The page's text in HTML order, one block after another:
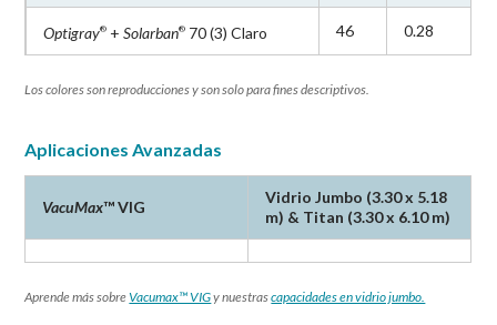
Optigray® +Solarban® 70 (3) Claro 46 0.28
Los colores son reproducciones y son solo para fines descriptivos.
Aplicaciones Avanzadas
VacuMax™ VIG
Vidrio Jumbo (3.30 x 5.18
m) & Titan (3.30 x 6.10 m)
Aprende más sobreVacumax™ VIGy nuestrascapacidades en vidrio jumbo.